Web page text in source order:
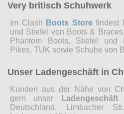
Very britisch Schuhwerk
Im Clash Boots Storefindest
und Stiefel von Boots &
Phantom Boots, Stiefel und
Pikes, TUK sowie Schuhe von
Unser Ladengeschäft in
Kunden aus der Nähe von
gern unser
Ladengeschäft
Deutschland, Limbacher